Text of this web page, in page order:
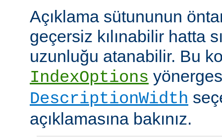
Açıklama sütununun
geçersiz kılınabilir hatta
uzunluğu atanabilir. Bu
IndexOptions
DescriptionWidth
açıklamasına bakınız.